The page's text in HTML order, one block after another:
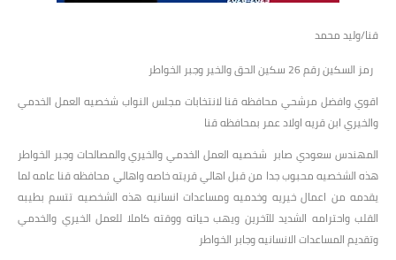
قنا/وليد محمد
رمز السكين رقم 26 سكين الحق والخير وجبر الخواطر
اقوي وافضل مرشحي محافظه قنا لانتخابات مجلس النواب شخصيه العمل الخدمي
والخيري ابن قريه اولاد عمر بمحافظه قنا
المهندس سعودي صابر شخصيه العمل الخدمي والخيري والمصالحات وجبر الخواطر
هذه الشخصيه محبوب جدا من قبل اهالي قريته خاصه واهالي محافظه قنا عامه لما
يقدمه من اعمال خيريه وخدميه ومساعدات انسانيه هذه الشخصيه تتسم بطيبه
القلب واحترامه الشديد للآخرين ويهب حياته ووقته كاملا للعمل الخيري والخدمي
وتقديم المساعدات الانسانيه وجابر الخواطر